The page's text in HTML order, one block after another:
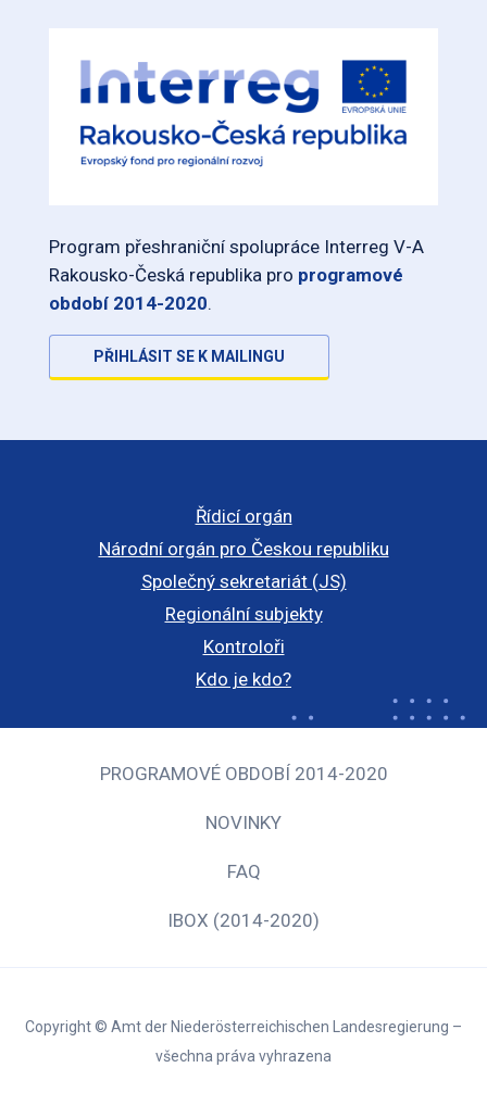
Program přeshraniční spolupráce Interreg V-A
Rakousko-Česká republika pro programové
období 2014-2020.
PŘIHLÁSIT SE K MAILINGU
Řídicí orgán
Národní orgán pro Českou republiku
Společný sekretariát (JS)
Regionální subjekty
Kontroloři
Kdo je kdo?
PROGRAMOVÉ OBDOBÍ 2014-2020
NOVINKY
FAQ
IBOX (2014-2020)
Copyright © Amt der Niederösterreichischen Landesregierung –
všechna práva vyhrazena